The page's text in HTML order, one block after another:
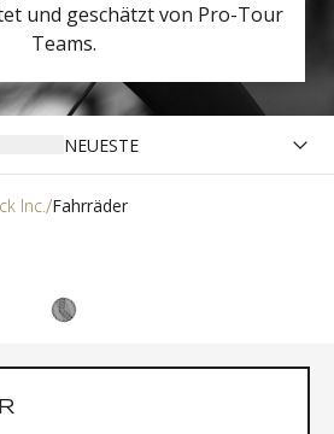
und geschätzt von Pro-Tour
Teams.
Inc. Fahrräder